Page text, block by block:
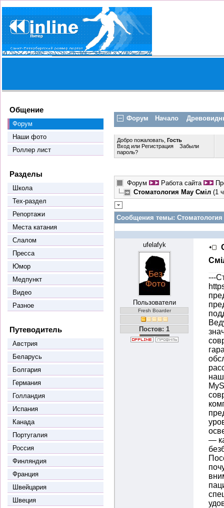
Общение
Форум
Наши фото
Роллер лист
Разделы
Школа
Тех-раздел
Репортажи
Места катания
Слалом
Пресса
Юмор
Медпункт
Видео
Разное
Путеводитель
Австрия
Беларусь
Болгария
Германия
Голландия
Испания
Канада
Португалия
Россия
Финляндия
Франция
Швейцария
Швеция
Форум Начало
Добро пожаловать,Гость
Входили Регистрация
Забыли
пароль?
Форум Работа сайта
Стоматология Маy Смiл(1
Сообщения темы:
ufelafyk
Пользователи
Fresh Boarder
Постов: 1
---
—